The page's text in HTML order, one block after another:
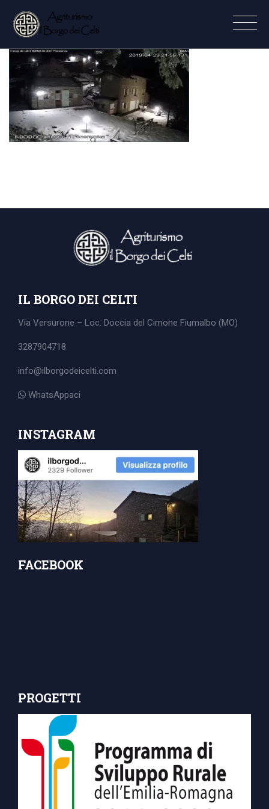
IL BORGO DEI CELTI
Via Versurone – Loc. Doccia del Cimone Fiumalbo (MO)
3287904718
info@ilborgodeicelti.com
WhatsAppaci
INSTAGRAM
FACEBOOK
PROGETTI
for: